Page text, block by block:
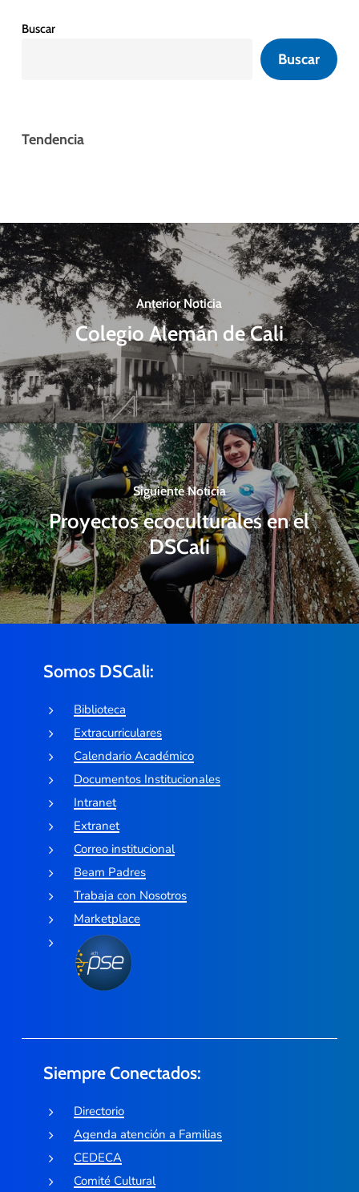
Buscar
Buscar
Tendencia
Anterior Noticia
Colegio Alemán de Cali
Siguiente Noticia
Proyectos ecoculturales en el
DSCali
Somos DSCali:
Biblioteca
Extracurriculares
Calendario Académico
Documentos Institucionales
Intranet
Extranet
Correo institucional
Beam Padres
Trabaja con Nosotros
Marketplace
Siempre Conectados:
Directorio
Agenda atención a Familias
CEDECA
Comité Cultural